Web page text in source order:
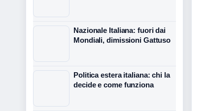
Nazionale Italiana: fuori dai
Mondiali, dimissioni Gattuso
Politica estera italiana: chi la
decide e come funziona